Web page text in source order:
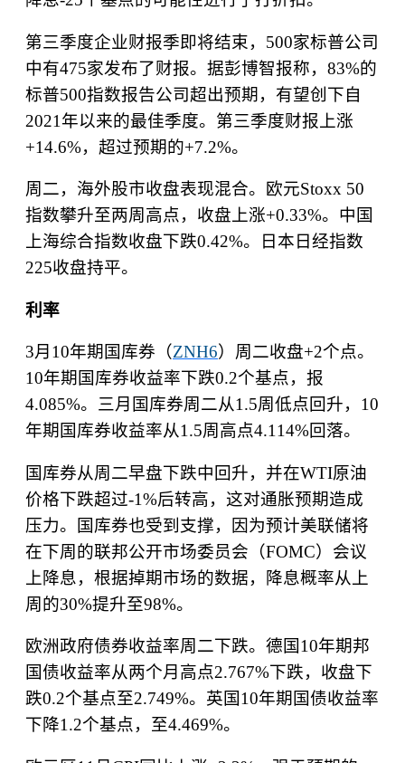
第三季度企业财报季即将结束， 500家标普公司
中有475家发布了财报。据彭博智报称， 83%的
标普500指数报告公司超出预期，有望创下自
2021年以来的最佳季度。第三季度财报上涨
+14.6%，超过预期的+7.2%。
周二，海外股市收盘表现混合。欧元Stoxx 50
指数攀升至两周高点，收盘上涨+0.33%。中国
上海综合指数收盘下跌0.42%。日本日经指数
225收盘持平。
利 率
3月 10年期国库券（ZNH6）周二收盘+2个点。
10年期国库券收益率下跌0.2个基点，报
4.085%。三月国库券周二从1.5周低点回升， 10
年期国库券收益率从1.5周高点4.114%回落。
国库券从周二早盘下跌中回升，并在WTI原油
价格下跌超过-1%后转高，这对通胀预期造成
压力。国库券也受到支撑，因为预计美联储将
在下周的联邦公开市场委员会（FOMC）会议
上降息，根据掉期市场的数据，降息概率从上
周的30%提升至98%。
欧洲政府债券收益率周二下跌。德国10年期邦
国债收益率从两个月高点2.767%下跌，收盘下
跌0.2个基点至2.749%。英国10年期国债收益率
下降1.2个基点，至4.469%。